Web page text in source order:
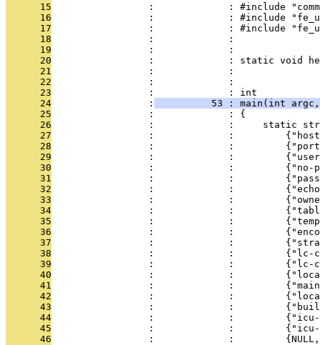
      15
:             : #include
      16
:             : #include
      17
:             : #include
      18
                 :             :
      19
                 :             :
      20
:             : static void
      21
                 :             :
      22
                 :             :
      23
                 :             : int
      24
                 :
53 : main(int
      25
                 :             : {
      26
:             :     static
      27
:             :
      28
:             :
      29
:             :
      30
:             :
      31
:             :
      32
:             :
      33
:             :
      34
:             :
      35
:             :
      36
:             :
      37
:             :
      38
:             :
      39
:             :
      40
:             :
      41
:             :
      42
:             :
      43
:             :
      44
:             :
      45
:             :
      46
:             :